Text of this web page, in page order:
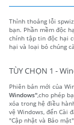
Thỉnh thoảng lỗi
bạn. Phần mềm độc
chính tập tin độc hại
hại và loại bỏ chúng
TÙY CHỌN 1 -
Phiên bản mới của
Windows",cho phép
xóa trong hệ điều
vệ Windows, đến Cài
"Cập nhật và Bảo